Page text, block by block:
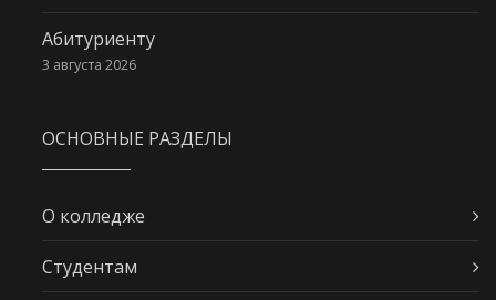
Абитуриенту
3 августа 2026
ОСНОВНЫЕ РАЗДЕЛЫ
О колледже
Студентам